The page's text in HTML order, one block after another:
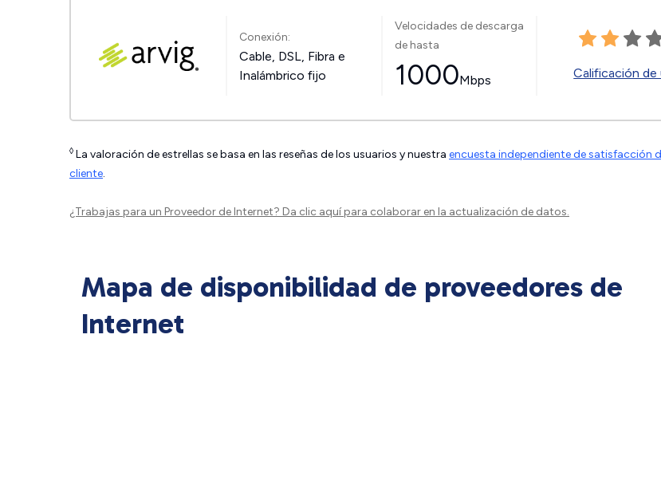
Conexión:
Cable, DSL, Fibra e
Inalámbrico fijo
Velocidades de descarga
de hasta
1000Mbps Calificación de
◊ La valoración de estrellas se basa en las reseñas de los usuarios y nuestra encuesta independiente de satisfacción
cliente.
¿Trabajas para un Proveedor de Internet? Da clic aquípara colaborar en la actualización de datos.
Mapa de disponibilidad de proveedores de
Internet